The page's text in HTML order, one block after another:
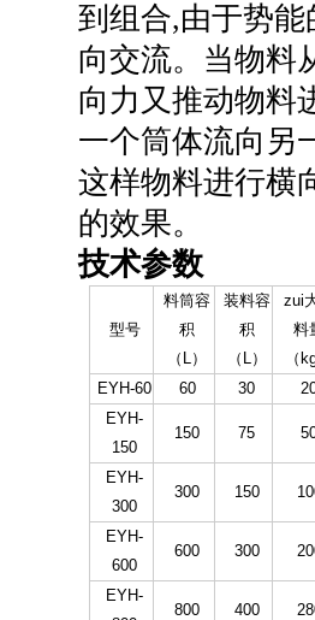
到组合,由于势
向交流。当物料
向力又推动物料
一个筒体流向另
这样物料进行横
的效果。
技术参数
型号
料筒容
积
（L）
装料容
积
（L）
zui
料
（
EYH-60
60 30
EYH-
150
150 75
EYH-
300
300 150
EYH-
600
600 300
EYH-
800 400